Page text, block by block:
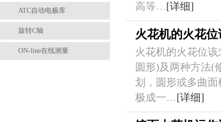
ATC自动电极库
旋转C轴
ON-line在线测量
高等…[详细]
火花机的火花
火花机的火花位
圆形)及两种方法(
划，圆形或多曲
极成一…[详细]